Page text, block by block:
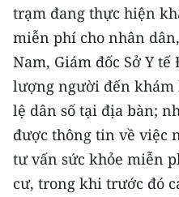
CHƯƠNG TRÌNH OCOP -
MỘT SẢN PHẨM
RADIO
MEDIA CENTER
E-Magazine
trạm đang thực hiện
miễn phí cho nhân
Nam, Giám đốc Sở Y
lượng người đến
lệ dân số tại địa bàn;
được thông tin về việc
tư vấn sức khỏe miễn
cư, trong khi trước đó